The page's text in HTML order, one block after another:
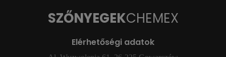
SZŐNYEGEKCHEMEX
Elérhetőségi adatok